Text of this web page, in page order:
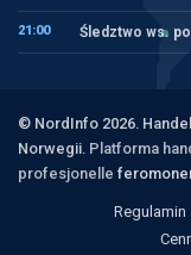
21:00 Śledztwo ws.
© NordInfo 2026.
Norwegii. Platforma
profesjonelle
Regulamin